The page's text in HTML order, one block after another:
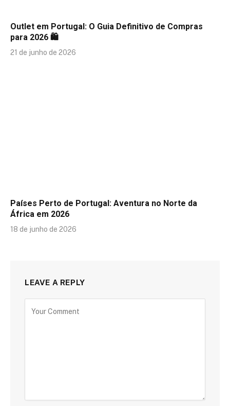
Outlet em Portugal: O Guia Definitivo de Compras
para 2026 🛍️
21 de junho de 2026
Países Perto de Portugal: Aventura no Norte da
África em 2026
18 de junho de 2026
LEAVE A REPLY